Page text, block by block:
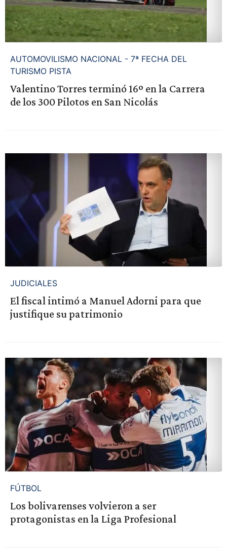
AUTOMOVILISMO NACIONAL - 7ª FECHA DEL
TURISMO PISTA
Valentino Torres terminó 16º en la Carrera
de los 300 Pilotos en San Nicolás
JUDICIALES
El fiscal intimó a Manuel Adorni para que
justifique su patrimonio
FÚTBOL
Los bolivarenses volvieron a ser
protagonistas en la Liga Profesional